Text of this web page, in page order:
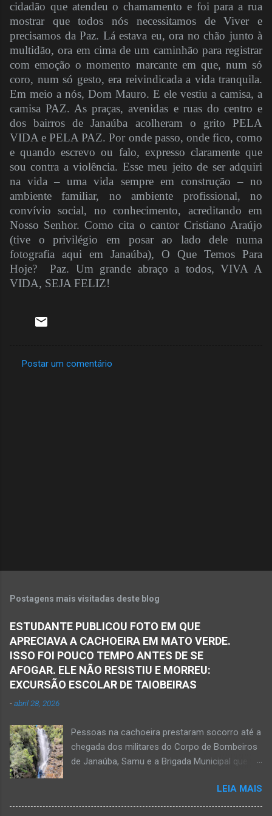
cidadão que atendeu o chamamento e foi para a rua
mostrar que todos nós necessitamos de Viver e
precisamos da Paz. Lá estava eu, ora no chão junto à
multidão, ora em cima de um caminhão para registrar
com emoção o momento marcante em que, num só
coro, num só gesto, era reivindicada a vida tranquila.
Em meio a nós, Dom Mauro. E ele vestiu a camisa, a
camisa PAZ. As praças, avenidas e ruas do centro e
dos bairros de Janaúba acolheram o grito PELA
VIDA e PELA PAZ. Por onde passo, onde fico, como
e quando escrevo ou falo, expresso claramente que
sou contra a violência. Esse meu jeito de ser adquiri
na vida – uma vida sempre em construção – no
ambiente familiar, no ambiente profissional, no
convívio social, no conhecimento, acreditando em
Nosso Senhor. Como cita o cantor Cristiano Araújo
(tive o privilégio em posar ao lado dele numa
fotografia aqui em Janaúba), O Que Temos Para
Hoje? Paz. Um grande abraço a todos, VIVA A
VIDA, SEJA FELIZ!
Postar um comentário
Postagens mais visitadas deste blog
ESTUDANTE PUBLICOU FOTO EM QUE
APRECIAVA A CACHOEIRA EM MATO VERDE.
ISSO FOI POUCO TEMPO ANTES DE SE
AFOGAR. ELE NÃO RESISTIU E MORREU:
EXCURSÃO ESCOLAR DE TAIOBEIRAS
-abril 28, 2026
Pessoas na cachoeira prestaram socorro até a
chegada dos militares do Corpo de Bombeiros
de Janaúba, Samu e a Brigada Municipal que
resistiu e foi a óbito Foto álbum pessoal Kauan
Pereira Alves publicou em sua rede social a
LEIA MAIS